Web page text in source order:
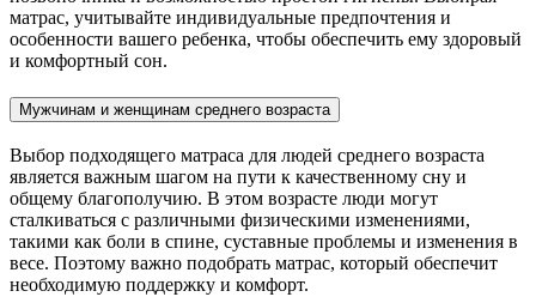
матрас, учитывайте индивидуальные предпочтения и
особенности вашего ребенка, чтобы обеспечить ему здоровый
и комфортный сон.
Мужчинам и женщинам среднего возраста
Выбор подходящего матраса для людей среднего возраста
является важным шагом на пути к качественному сну и
общему благополучию. В этом возрасте люди могут
сталкиваться с различными физическими изменениями,
такими как боли в спине, суставные проблемы и изменения в
весе. Поэтому важно подобрать матрас, который обеспечит
необходимую поддержку и комфорт.